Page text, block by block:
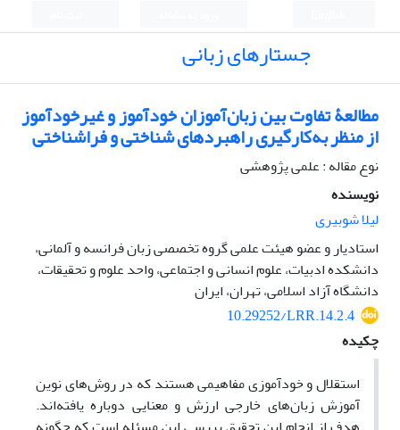
جستارهای زبانی
مطالعۀ تفاوت بین زبان‌آموزان خودآموز و غیرخودآموز
از منظر به‌کارگیری راهبردهای شناختی و فراشناختی
نوع مقاله : علمی پژوهشی
نویسنده
لیلا شوبیری
استادیار و عضو هیئت علمی گروه تخصصی زبان فرانسه و آلمانی،
دانشکده ادبیات، علوم انسانی و اجتماعی، واحد علوم و تحقیقات،
دانشگاه آزاد اسلامی، تهران، ایران
10.29252/LRR.14.2.4
چکیده
استقلال و خودآموزی مفاهیمی هستند که در روش‌های نوین
آموزش زبان‌‌های خارجی ارزش و معنایی دوباره یافته‌اند.